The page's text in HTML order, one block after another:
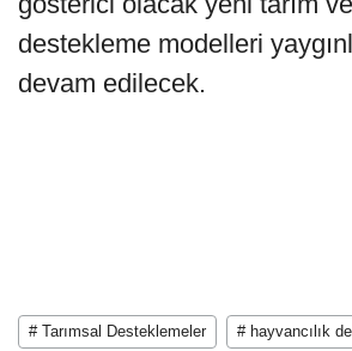
destekleme modelleri
devam edilecek.
# Tarımsal Desteklemeler # hayvancılık